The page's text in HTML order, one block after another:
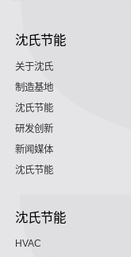
沈氏节能
关于沈氏
制造基地
沈氏节能
研发创新
新闻媒体
沈氏节能
沈氏节能
HVAC